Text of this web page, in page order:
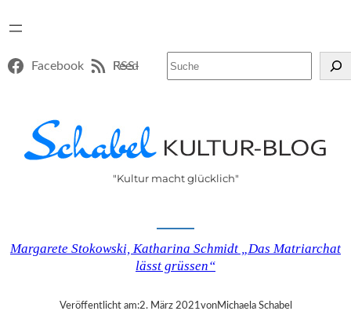
Facebook RSS-Feed
"Kultur macht glücklich"
Margarete Stokowski, Katharina Schmidt „Das Matriarchat
lässt grüssen“
Veröffentlicht am:2. März 2021vonMichaela Schabel